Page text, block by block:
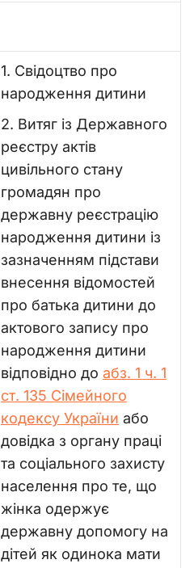
1. Свідоцтво про
народження дитини
2. Витяг із Державного
реєстру актів
цивільного стану
громадян про
державну реєстрацію
народження дитини із
зазначенням підстави
внесення відомостей
про батька дитини до
актового запису про
народження дитини
відповідно до абз. 1 ч. 1
ст. 135 Сімейного
кодексу України або
довідка з органу праці
та соціального захисту
населення про те, що
жінка одержує
державну допомогу на
дітей як одинока мати